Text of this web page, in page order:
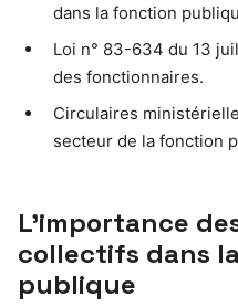
dans la fonction
Loi n° 83-634 du 13
des fonctionnaires.
Circulaires
secteur de la fonction
L’importance
collectifs dans
publique